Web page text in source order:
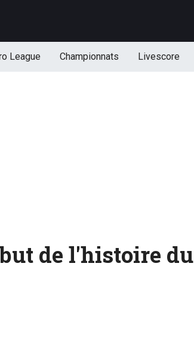
League Championnats Livescore
de l'histoire du